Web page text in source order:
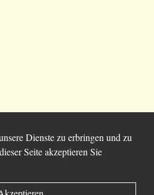
| Supported byD. F. Plett
Dienste zu erbringen und zu
Seite akzeptieren Sie